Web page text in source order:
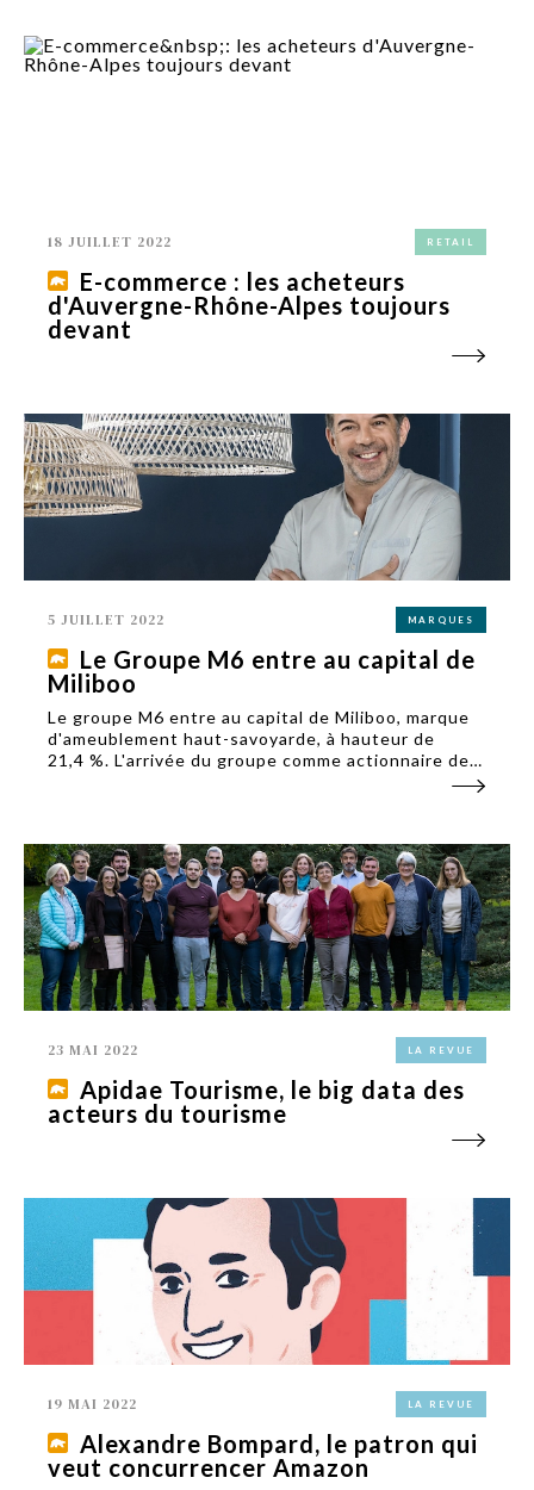
18 JUILLET 2022 RETAIL
E-commerce : les acheteurs
d'Auvergne-Rhône-Alpes toujours
devant
5 JUILLET 2022 MARQUES
Le Groupe M6 entre au capital de
Miliboo
Le groupe M6 entre au capital de Miliboo, marque
d'ameublement haut-savoyarde, à hauteur de
21,4 %. L'arrivée du groupe comme actionnaire de
23 MAI 2022 LA REVUE
Apidae Tourisme, le big data des
acteurs du tourisme
19 MAI 2022 LA REVUE
Alexandre Bompard, le patron qui
veut concurrencer Amazon